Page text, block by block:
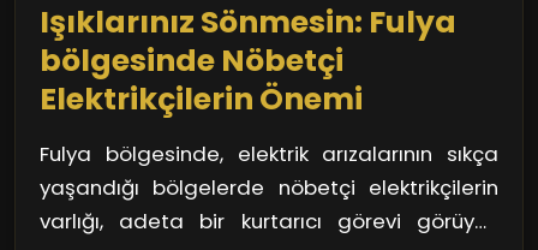
iyisidir.
doğru kaynaklarla bu süreci oldukça
kolaylaştırabilirsiniz.
Işıklarınız Sönmesin: Fulya
bölgesinde Nöbetçi
Elektrikçilerin Önemi
Fulya bölgesinde, elektrik arızalarının sıkça
yaşandığı bölgelerde nöbetçi elektrikçilerin
varlığı, adeta bir kurtarıcı görevi görüyor.